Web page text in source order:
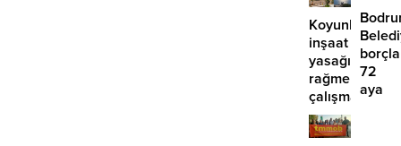
yaralı
yok’
Koyunbaba’da
inşaat
yasağına
rağmen
çalışma
iddiası
72
aya